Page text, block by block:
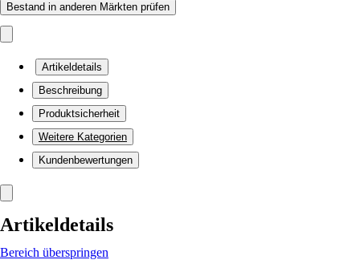
Bestand in anderen Märkten prüfen
Artikeldetails
Beschreibung
Produktsicherheit
Weitere Kategorien
Kundenbewertungen
Artikeldetails
Bereich überspringen